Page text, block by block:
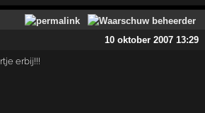
10 oktober 2007 13:29
erbij!!!